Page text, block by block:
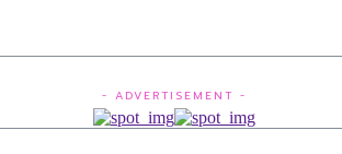
- ADVERTISEMENT -